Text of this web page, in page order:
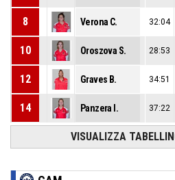
8 Verona C. 32:04
10 Oroszova S. 28:53
12 Graves B. 34:51
14 Panzera I. 37:22
VISUALIZZA